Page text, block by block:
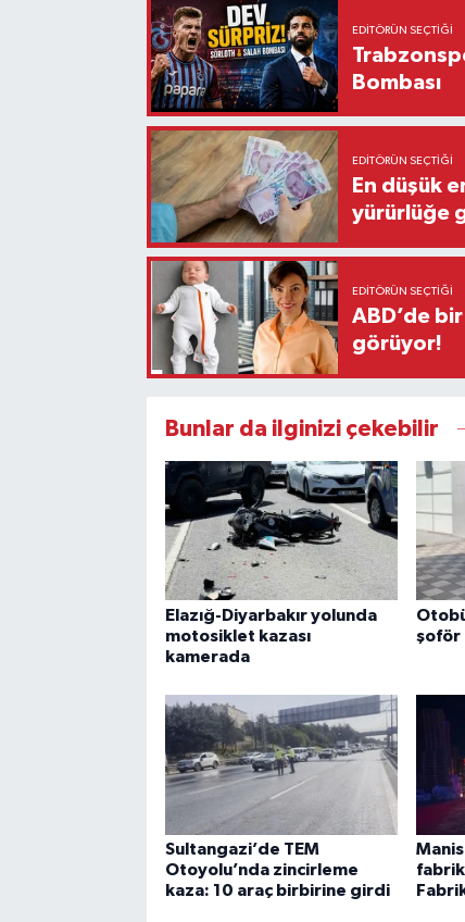
EDITÖRÜN SEÇTIĞI
Bombası
EDITÖRÜN SEÇTIĞI
En düşük
yürürlüğe
EDITÖRÜN SEÇTIĞI
ABD’de
görüyor!
Bunlar da ilginizi çekebilir
Elazığ-Diyarbakır yolunda
motosiklet kazası
kamerada
şoför
Sultangazi’de TEM
Otoyolu’nda zincirleme
kaza: 10 araç birbirine girdi